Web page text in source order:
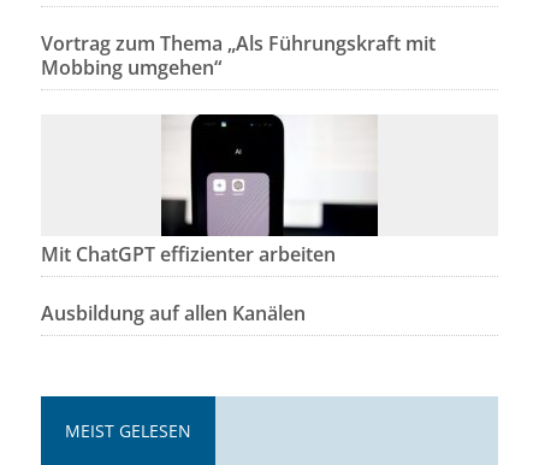
Vortrag zum Thema „Als Führungskraft mit
Mobbing umgehen“
Mit ChatGPT effizienter arbeiten
Ausbildung auf allen Kanälen
MEIST GELESEN